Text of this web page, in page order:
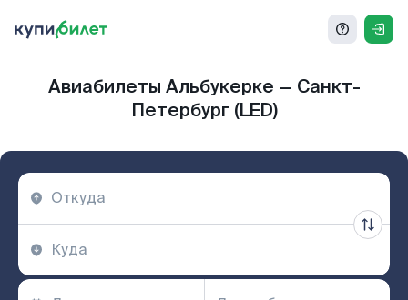
Авиабилеты Альбукерке — Санкт-
Петербург (LED)